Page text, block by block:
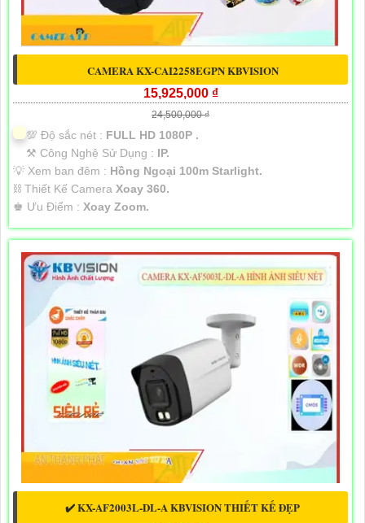
CAMERA KX-CAI2258EGPN KBVISION
15,925,000 ₫
24,500,000 ₫
💯 Độ sắc nét : FULL HD 1080P .
⚒ Công Nghệ Sử Dụng : IP.
💡 Xem ban đêm : Hồng Ngoại 100m Starlight.
⛓ Thiết Kế Camera Xoay 360.
️♚ Ưu Điểm : Xoay Zoom.
✔️ KX-AF2003L-DL-A KBVISION THIẾT KẾ ĐẸP